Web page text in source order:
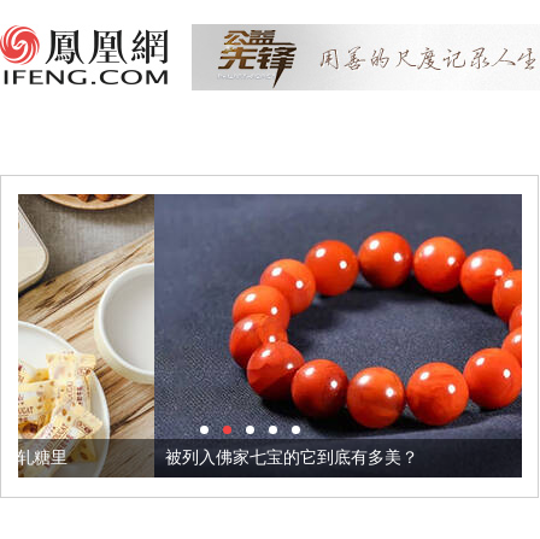
被列入佛家七宝的它到底有多美？